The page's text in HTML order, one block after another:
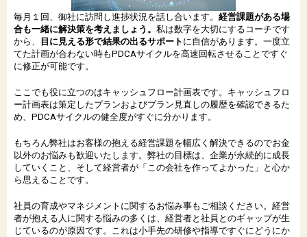
毎月１回、御社に訪問し進捗状況を話し合います。 経営課題がある場
合も一緒に解決策を考えましょう。 私は数字を大切にするコーチです
から、
目に見える形で結果の出るサポート に自信があります。一度立
てた計画が合わない時もPDCAサイクルを高速回転させることですぐ
に修正が可能です。
ここでも役に立つのはキャッシュフロー計画表です。キャッシュフロ
ー計画表は策定したプランおよびプラン見直しの履歴を確認できるた
め、PDCAサイクルの健全度がすぐに分かります。
もちろん弊社はお客様の抱える経営課題を幅広く解決できるのでお金
以外のお悩みも歓迎いたします。弊社の目標は、企業が永続的に成長
していくこと、そして経営者が「この会社を作ってよかった」と心か
ら思えることです。
社員の育成やマネジメントに関するお悩み事もご相談ください。経営
者が抱える人に関する悩みの多くは、経営者と社員とのギャップが生
じているのが原因です。これは小手先の研修や指導ですぐにどうにか